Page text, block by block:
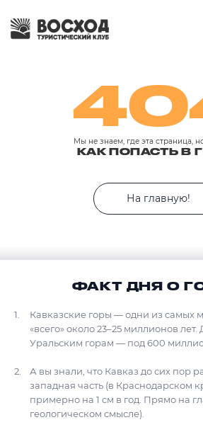
Мы не знаем, где эта страница,
КАК ПОПАСТЬ В
На главную!
ФАКТ ДНЯ О
Кавказские горы — одни из самых
«всего» около 23–25 миллионов
Уральским горам — под 600
А вы знали, что Кавказ до сих пор
западная часть (в Краснодарском
примерно на 1 см в год. Прямо на
геологическом смысле).